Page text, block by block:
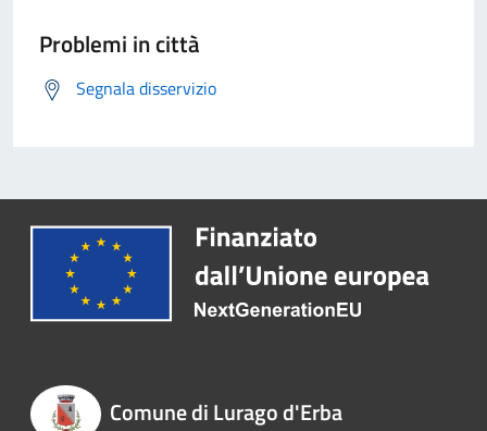
Problemi in città
Segnala disservizio
Comune di Lurago d'Erba